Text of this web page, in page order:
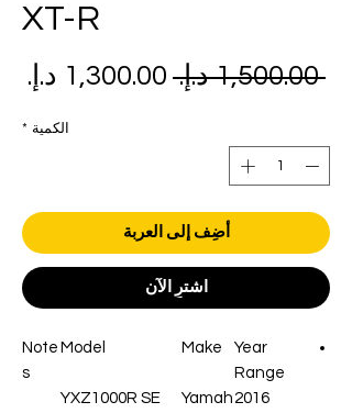
XT-R
‏1,500.00 د.إ.‏
سعر
الكمية *
أضِف إلى العربة
اشترِ الآن
Year
Range
Make
Model
Note
s
2016
Yamah
YXZ1000R SE